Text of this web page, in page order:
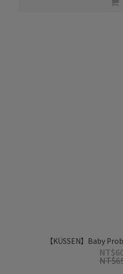
【KÜSSEN】Baby